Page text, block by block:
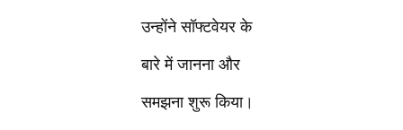
उन्होंने सॉफ्टवेयर के
बारे में जानना और
समझना शुरू किया।